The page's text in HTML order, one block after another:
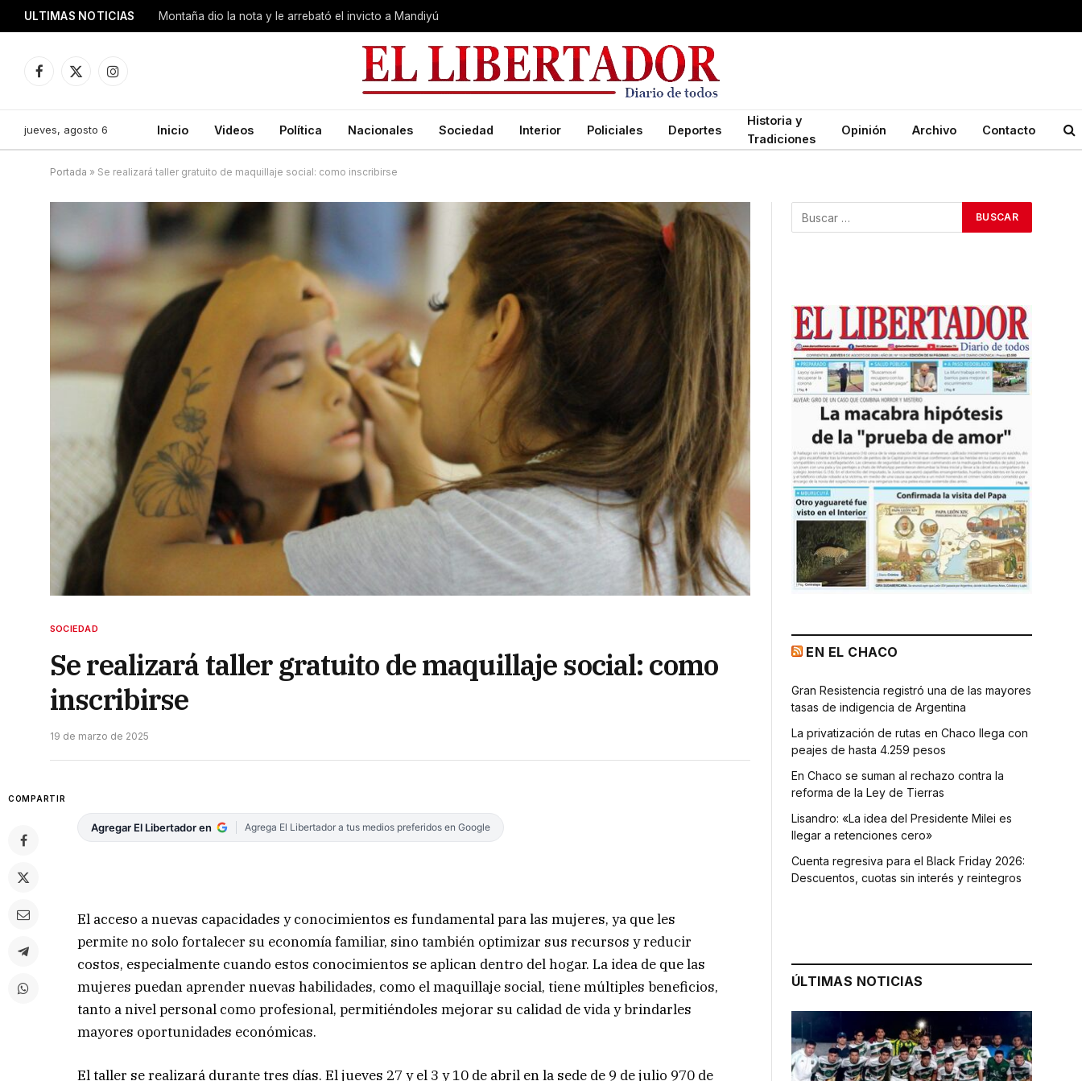
ULTIMAS NOTICIAS Montaña dio la nota y le arrebató el invicto a Mandiyú
Facebook
X
Instagram
jueves, agosto 6 Inicio Videos Política Nacionales Sociedad Interior Policiales Deportes
Historia y
Tradiciones
Opinión Archivo Contacto
Portada » Se realizará taller gratuito de maquillaje social: como inscribirse
SOCIEDAD
Se realizará taller gratuito de maquillaje social: como
inscribirse
19 de marzo de 2025
COMPARTIR
Agregar El Libertador en Agrega El Libertador a tus medios preferidos en Google
El acceso a nuevas capacidades y conocimientos es fundamental para las mujeres, ya que les
permite no solo fortalecer su economía familiar, sino también optimizar sus recursos y reducir
costos, especialmente cuando estos conocimientos se aplican dentro del hogar. La idea de que las
mujeres puedan aprender nuevas habilidades, como el maquillaje social, tiene múltiples beneficios,
tanto a nivel personal como profesional, permitiéndoles mejorar su calidad de vida y brindarles
mayores oportunidades económicas.
El taller se realizará durante tres días. El jueves 27 y el 3 y 10 de abril en la sede de 9 de julio 970 de
EN EL CHACO
Gran Resistencia registró una de las mayores
tasas de indigencia de Argentina
La privatización de rutas en Chaco llega con
peajes de hasta 4.259 pesos
En Chaco se suman al rechazo contra la
reforma de la Ley de Tierras
Lisandro: «La idea del Presidente Milei es
llegar a retenciones cero»
Cuenta regresiva para el Black Friday 2026:
Descuentos, cuotas sin interés y reintegros
ÚLTIMAS NOTICIAS